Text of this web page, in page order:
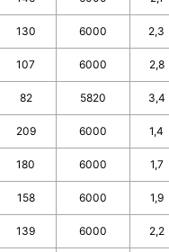
130 6000 2,3
107 6000 2,8
82 5820 3,4
209 6000 1,4
180 6000 1,7
158 6000 1,9
139 6000 2,2